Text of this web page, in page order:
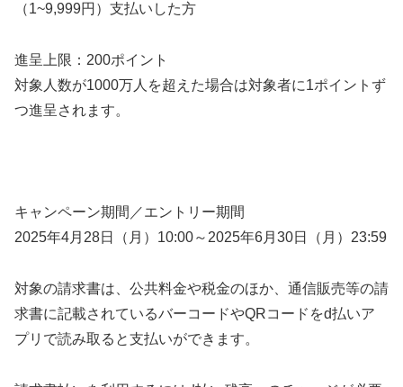
（1~9,999円）支払いした方
進呈上限：200ポイント
対象人数が1000万人を超えた場合は対象者に1ポイントず
つ進呈されます。
キャンペーン期間／エントリー期間
2025年4月28日（月）10:00～2025年6月30日（月）23:59
対象の請求書は、公共料金や税金のほか、通信販売等の請
求書に記載されているバーコードやQRコードをd払いア
プリで読み取ると支払いができます。